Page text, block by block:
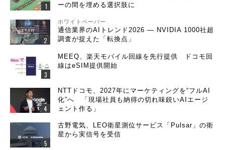
ーの間を埋める選択肢に
ホワイトペーパー
通信業界のAIトレンド2026 ― NVIDIA 1000社超
調査が捉えた「転換点」
MEEQ、楽天モバイル回線を先行提供 ドコモ回
線はeSIM提供開始
NTTドコモ、2027年にマーケティングを“フルAI
化”へ 「現場社員も納得の切れ味鋭いAIエージ
ェント作る」
古野電気、LEO衛星測位サービス「Pulsar」の衛
星から実信号を受信